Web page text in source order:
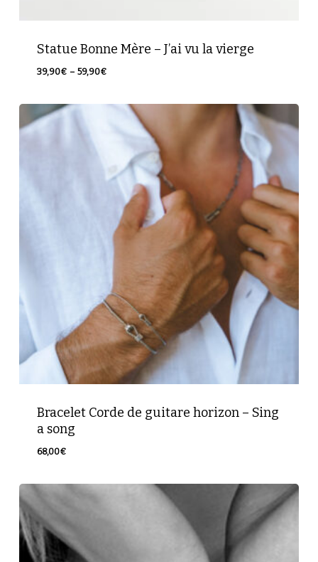
Statue Bonne Mère – J’ai vu la vierge
39,90€ – 59,90€Plage
prix :
39,90€
Bracelet Corde de guitare horizon – Sing
a song
68,00€